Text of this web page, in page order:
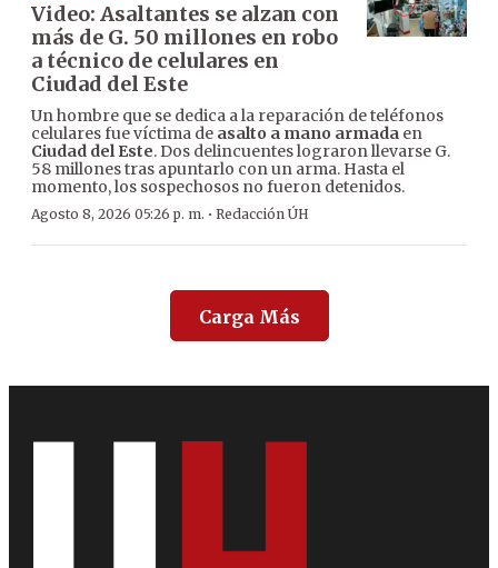
Video: Asaltantes se alzan con
más de G. 50 millones en robo
a técnico de celulares en
Ciudad del Este
Un hombre que se dedica a la reparación de teléfonos
celulares fue víctima de asalto a mano armada en
Ciudad del Este. Dos delincuentes lograron llevarse G.
58 millones tras apuntarlo con un arma. Hasta el
momento, los sospechosos no fueron detenidos.
Agosto 8, 2026 05:26 p. m. · Redacción ÚH
Carga Más